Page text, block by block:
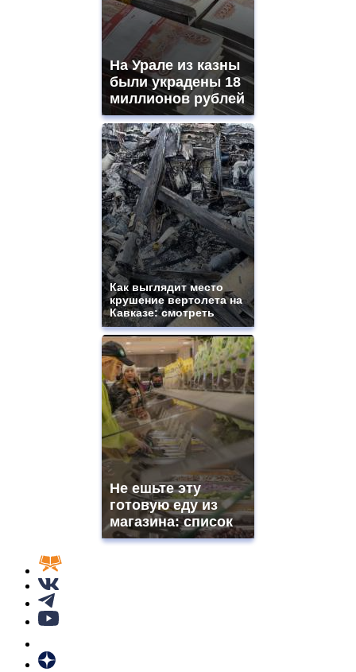
На Урале из казны
были украдены 18
миллионов рублей
Как выглядит место
крушение вертолета на
Кавказе: смотреть
Не ешьте эту
готовую еду из
магазина: список